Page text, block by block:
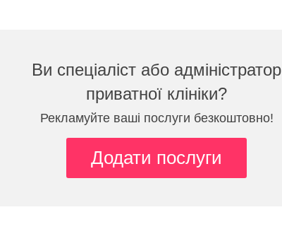
Ви спеціаліст або адміністратор
приватної клініки?
Рекламуйте ваші послуги безкоштовно!
Додати послуги